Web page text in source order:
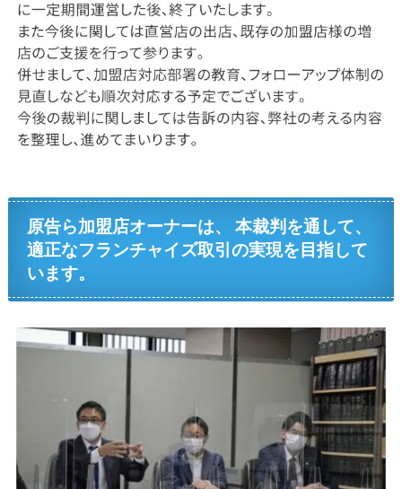
原告ら加盟店オーナーは、 本裁判を通して、
適正なフランチャイズ取引の実現を目指して
います。